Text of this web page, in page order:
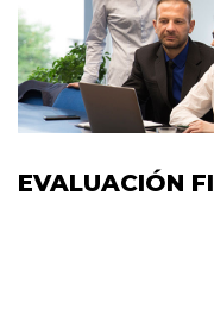
EVALUACIÓN